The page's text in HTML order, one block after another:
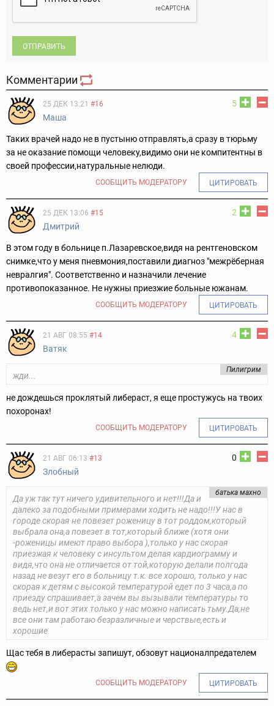
ОТПРАВИТЬ
Комментарии
5
25 ДЕК 13:21 #16
Маша
Таких врачей надо не в пустыню отправлять,а сразу в тюрьму
за не оказание помощи человеку,видимо они не компитентны в
своей профессии,натуральные нелюди.
СООБЩИТЬ МОДЕРАТОРУ ЦИТИРОВАТЬ
2
25 ДЕК 13:06 #15
Дмитрий
В этом году в больнице п.Лазаревское,видя на рентгеновском
снимке,что у меня пневмония,поставили диагноз "межрёберная
невралгия". Соответственно и назначили лечение
противопоказанное. Не нужны приезжие больные южанам.
СООБЩИТЬ МОДЕРАТОРУ ЦИТИРОВАТЬ
4
21 АВГ 08:55 #14
Ватяк
Пилигрим
жди...
не дождешься проклятый либераст, я еще простужусь на твоих
похоронах!
СООБЩИТЬ МОДЕРАТОРУ ЦИТИРОВАТЬ
0
21 АВГ 06:13 #13
Злобный
батька махно
Да уж так тут ничего удивительного и нет!!!Да и
далеко за подобными примерами ходить не надо!!!У нас в
городе скорая не повезет роженицу в тот роддом,который
выбрала она,а повезет в тот,который ближе (хотя они
-роженицы имеют право выбора ),только у нас скорая
приезжая к человеку с инсультом делая кардиограмму и
видя,что она не отличается от той,которую делали полгода
назад не везут его в больницу т.к. все хорошо, только у нас
скорая к детям с высокой температурой едет по 3 часа,а по
приезду спрашивает,а зачем вы вызывали температуры то
ведь нет,и вот этих только у нас можно написать тьму.Да,не
все они там работаю безразличные и черствые,есть и
хорошие
Щас тебя в либерасты запишут, обзовут националпредателем
СООБЩИТЬ МОДЕРАТОРУ ЦИТИРОВАТЬ